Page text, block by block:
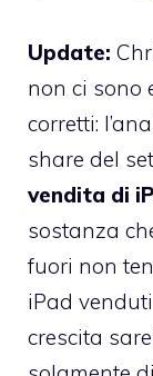
Update:
non ci sono
corretti:
share del
vendita di
sostanza
fuori non
iPad
crescita